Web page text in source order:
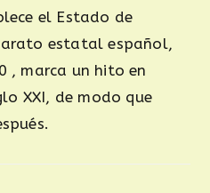
el Estado de
estatal español,
, marca un hito en
XXI, de modo que